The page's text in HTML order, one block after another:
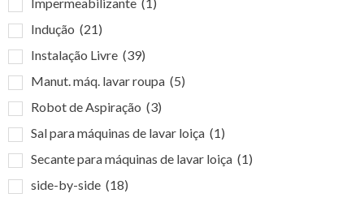
Indução (21)
Instalação Livre (39)
Manut. máq. lavar roupa (5)
Robot de Aspiração (3)
Sal para máquinas de lavar loiça (1)
Secante para máquinas de lavar loiça (1)
side-by-side (18)